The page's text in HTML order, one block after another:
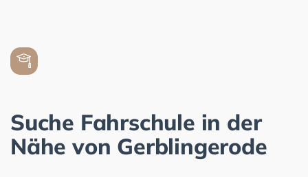
Suche Fahrschule in der
Nähe von Gerblingerode